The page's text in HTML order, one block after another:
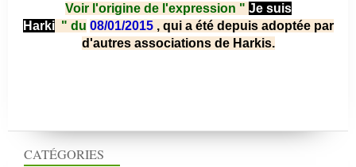
CATÉGORIES
Voir l'origine de l'expression " Je suis
Harki " du 08/01/2015 , qui a été depuis adoptée par
d'autres associations de Harkis.